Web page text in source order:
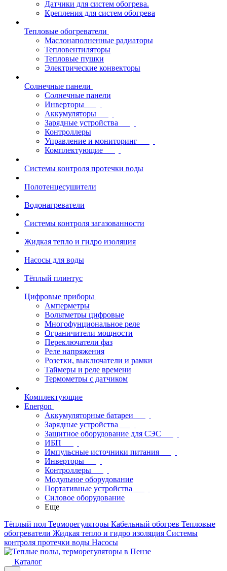
Датчики для систем обогрева.
Крепления для систем обогрева
Тепловые обогреватели
Маслонаполненные радиаторы
Тепловентиляторы
Тепловые пушки
Электрические конвекторы
Солнечные панели
Солнечные панели
Инверторы
Аккумуляторы
Зарядные устройства
Контроллеры
Управление и мониторинг
Комплектующие
Системы контроля протечки воды
Полотенцесушители
Водонагреватели
Системы контроля загазованности
Жидкая тепло и гидро изоляция
Насосы для воды
Тёплый плинтус
Цифровые приборы
Амперметры
Вольтметры цифровые
Многофунциональное реле
Ограничители мощности
Переключатели фаз
Реле напряжения
Розетки, выключатели и рамки
Таймеры и реле времени
Термометры c датчиком
Комплектующие
Energon
Аккумуляторные батареи
Зарядные устройства
Защитное оборудование для СЭС
ИБП
Импульсные источники питания
Инверторы
Контроллеры
Модульное оборудование
Портативные устройства
Силовое оборудование
Еще
Тёплый пол Терморегуляторы Кабельный обогрев Тепловые
обогреватели Жидкая тепло и гидро изоляция Системы
контроля протечки воды Насосы
Каталог